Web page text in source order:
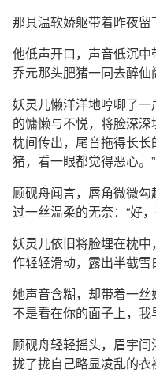
那具温软娇躯带着昨夜留
他低声开口，声音低沉中
乔元那头肥猪一同去醉仙
妖灵儿懒洋洋地哼唧了
的慵懒与不悦，将脸深
枕间传出，尾音拖得长
猪，看一眼都觉得恶心。”
顾砚舟闻言，唇角微微
过一丝温柔的无奈：“好
妖灵儿依旧将脸埋在枕
作轻轻滑动，露出半截雪
她声音含糊，却带着一
不是看在你的面子上，我
顾砚舟轻轻摇头，眉宇
拢了拢自己略显凌乱的